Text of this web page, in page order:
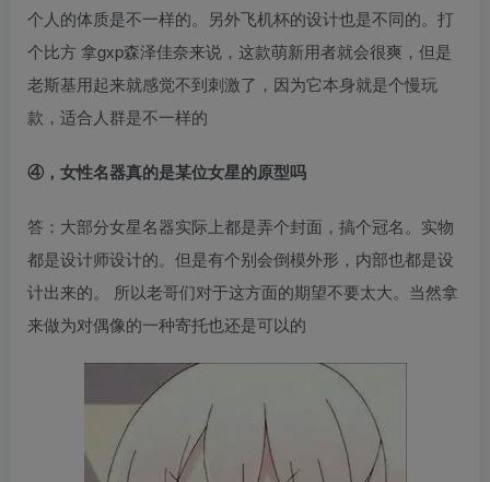
个人的体质是不一样的。另外飞机杯的设计也是不同的。打
个比方 拿gxp森泽佳奈来说，这款萌新用者就会很爽，但是
老斯基用起来就感觉不到刺激了，因为它本身就是个慢玩
款，适合人群是不一样的
④，女性名器真的是某位女星的原型吗
答：大部分女星名器实际上都是弄个封面，搞个冠名。实物
都是设计师设计的。但是有个别会倒模外形，内部也都是设
计出来的。 所以老哥们对于这方面的期望不要太大。当然拿
来做为对偶像的一种寄托也还是可以的